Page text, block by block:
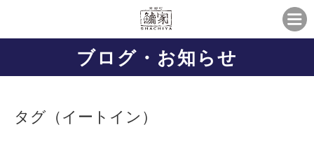
ブログ・お知らせ
タグ（イートイン）